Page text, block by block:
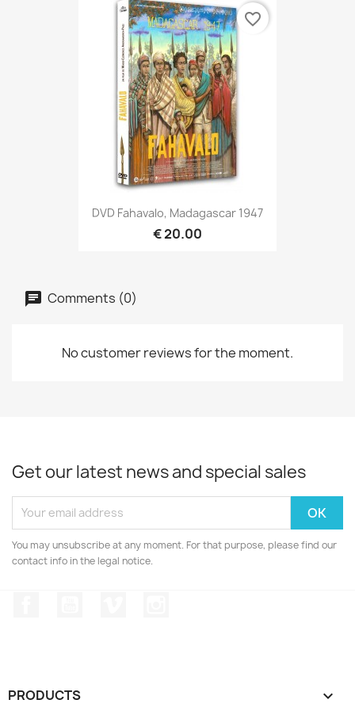
DVD Fahavalo, Madagascar 1947
€ 20.00
favorite_border
Comments (0)
No customer reviews for the moment.
Get our latest news and special sales
You may unsubscribe at any moment. For that purpose, please find our
contact info in the legal notice.
PRODUCTS 